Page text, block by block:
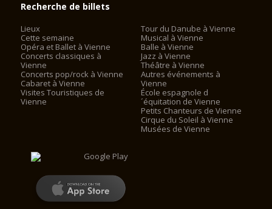
Recherche de billets
Lieux
Cette semaine
Opéra et Ballet à Vienne
Concerts classiques à
Vienne
Concerts pop/rock à Vienne
Cabaret à Vienne
Visites Touristiques de
Vienne
Tour du Danube à Vienne
Musical à Vienne
Balle à Vienne
Jazz à Vienne
Théâtre à Vienne
Autres événements à
Vienne
École espagnole d
´équitation de Vienne
Petits Chanteurs de Vienne
Cirque du Soleil à Vienne
Musées de Vienne